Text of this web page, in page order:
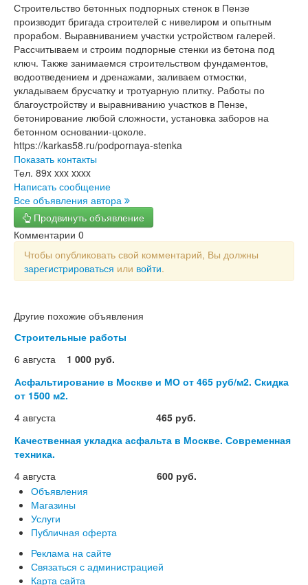
Строительство бетонных подпорных стенок в Пензе
производит бригада строителей с нивелиром и опытным
прорабом. Выравниванием участки устройством галерей.
Рассчитываем и строим подпорные стенки из бетона под
ключ. Также занимаемся строительством фундаментов,
водоотведением и дренажами, заливаем отмостки,
укладываем брусчатку и тротуарную плитку. Работы по
благоустройству и выравниванию участков в Пензе,
бетонирование любой сложности, установка заборов на
бетонном основании-цоколе.
https://karkas58.ru/podpornaya-stenka
Показать контакты
Тел. 89x xxx xxxx
Написать сообщение
Все объявления автора
Продвинуть объявление
Комментарии 0
Чтобы опубликовать свой комментарий, Вы должны
зарегистрироваться или войти.
Другие похожие объявления
Строительные работы
6 августа
1 000 руб.
Асфальтирование в Москве и МО от 465 руб/м2. Скидка
от 1500 м2.
4 августа
465 руб.
Качественная укладка асфальта в Москве. Современная
техника.
4 августа
600 руб.
Объявления
Магазины
Услуги
Публичная оферта
Реклама на сайте
Связаться с администрацией
Карта сайта